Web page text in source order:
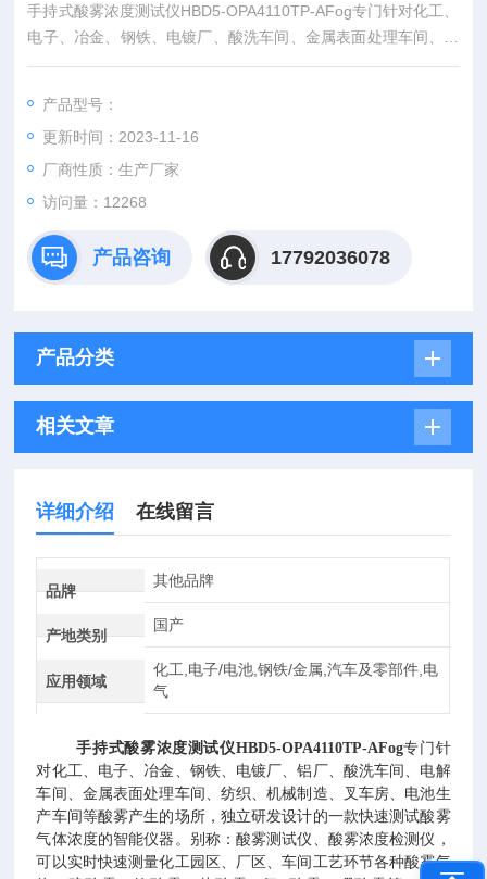
手持式酸雾浓度测试仪HBD5-OPA4110TP-AFog专门针对化工、
电子、冶金、钢铁、电镀厂、酸洗车间、金属表面处理车间、纺
织、机械制造、叉车房、电池生产车间等酸雾产生的场所，独立
测试仪、酸雾浓度检测仪，可以实时快速测量化工园区、厂区、
车间工艺环节各种酸雾气体（硫酸雾、铬酸雾、盐酸雾、氢F酸
雾、硼酸雾等）的浓度。
产品型号：
更新时间：2023-11-16
厂商性质：生产厂家
访问量：12268
产品咨询 17792036078
产品分类
相关文章
详细介绍 在线留言
品牌
其他品牌
产地类别
国产
应用领域
化工,电子/电池,钢铁/金属,汽车及零部件,电
气
手持式酸雾浓度测试仪HBD5-OPA4110TP-AFog专门针
对化工、电子、冶金、钢铁、电镀厂、铝厂、酸洗车间、电解
车间、金属表面处理车间、纺织、机械制造、叉车房、电池生
产车间等酸雾产生的场所，独立研发设计的一款快速测试酸雾
气体浓度的智能仪器。别称：酸雾测试仪、酸雾浓度检测仪，
可以实时快速测量化工园区、厂区、车间工艺环节各种酸雾气